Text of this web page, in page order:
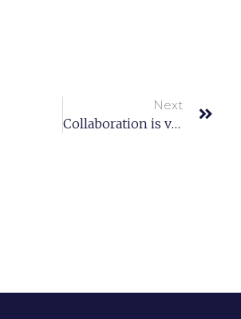
Next
Collaboration is vital for a Successful Workplace